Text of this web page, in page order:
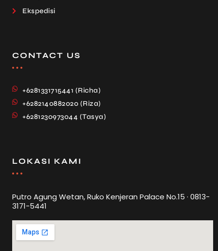
Ekspedisi
CONTACT US
+6281331715441 (Richa)
+6282140882020 (Riza)
+6281230973044 (Tasya)
LOKASI KAMI
Putro Agung Wetan, Ruko Kenjeran Palace No.15 · 0813-
3171-5441